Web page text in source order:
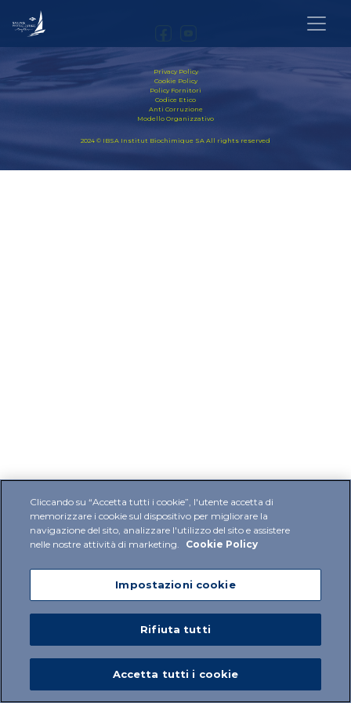
Privacy Policy
Cookie Policy
Policy Fornitori
Codice Etico
Anti Corruzione
Modello Organizzativo
2024 © IBSA Institut Biochimique SA All rights reserved
Cliccando su “Accetta tutti i cookie”, l'utente accetta di
memorizzare i cookie sul dispositivo per migliorare la
navigazione del sito, analizzare l'utilizzo del sito e assistere
nelle nostre attività di marketing.
Cookie Policy
Impostazioni cookie
Rifiuta tutti
Accetta tutti i cookie